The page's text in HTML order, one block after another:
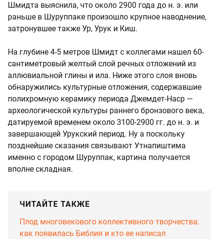
Шмидта выяснила, что около 2900 года до н. э. или
раньше в Шуруппаке произошло крупное наводнение,
затронувшее также Ур, Урук и Киш.
На глубине 4-5 метров Шмидт с коллегами нашел 60-
сантиметровый желтый слой речных отложений из
аллювиальной глины и ила. Ниже этого слоя вновь
обнаружились культурные отложения, содержавшие
полихромную керамику периода Джемдет-Наср —
археологической культуры раннего бронзового века,
датируемой временем около 3100-2900 гг. до н. э. и
завершающей Урукский период. Ну а поскольку
позднейшие сказания связывают Утнапиштима
именно с городом Шуруппак, картина получается
вполне складная.
ЧИТАЙТЕ ТАКЖЕ
Плод многовекового коллективного творчества:
как появилась Библия и кто ее написал